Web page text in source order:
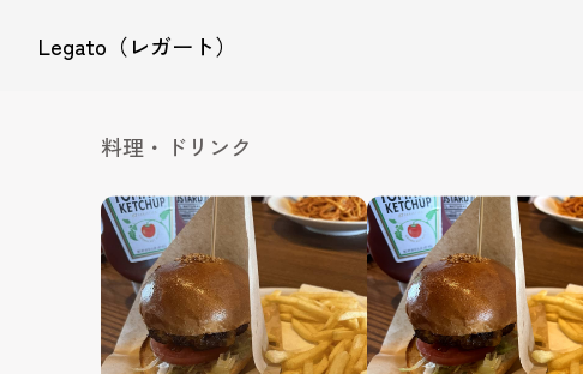
Legato（レガート）
料理・ドリンク